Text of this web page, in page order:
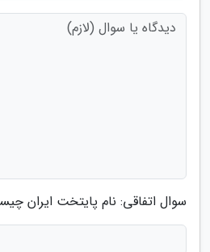
سوال اتفاقی: نام پایتخت ایران